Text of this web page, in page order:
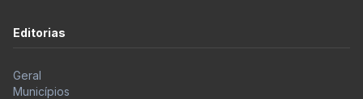
Editorias
Geral
Municípios